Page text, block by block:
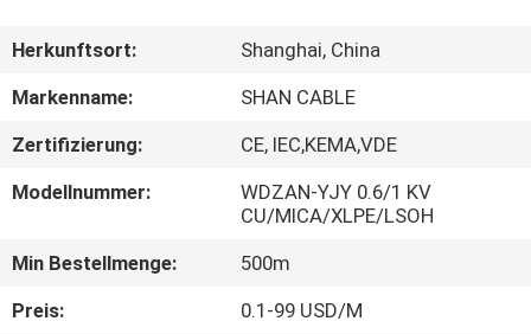
VIDEOS
SHOW
UNS
Herkunftsort:
Shanghai, China
Markenname:
SHAN CABLE
Zertifizierung:
CE, IEC,KEMA,VDE
Modellnummer:
WDZAN-YJY 0.6/1 KV
CU/MICA/XLPE/LSOH
Min Bestellmenge:
500m
Preis:
0.1-99 USD/M